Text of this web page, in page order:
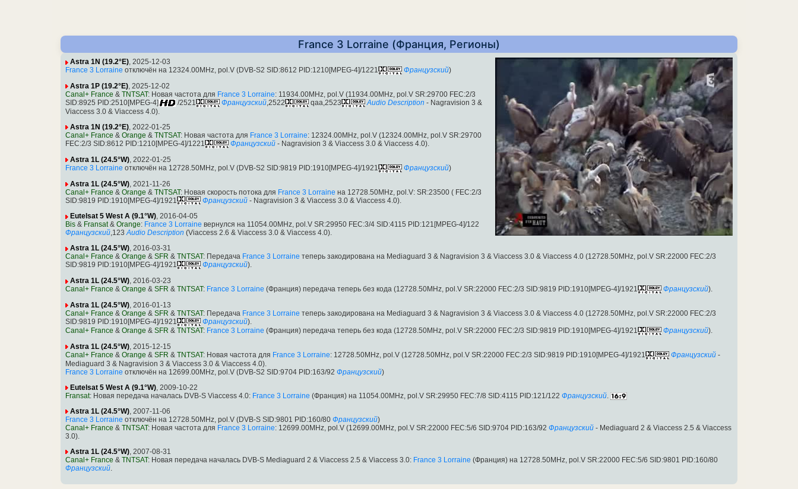
France 3 Lorraine (Франция, Регионы)
Astra 1N (19.2°E), 2025-12-03
France 3 Lorraine отключён на 12324.00MHz, pol.V (DVB-S2 SID:8612 PID:1210[MPEG-4]/1221 Французский)
Astra 1P (19.2°E), 2025-12-02
Canal+ France & TNTSAT: Новая частота для France 3 Lorraine: 11934.00MHz, pol.V (11934.00MHz, pol.V SR:29700 FEC:2/3
SID:8925 PID:2510[MPEG-4]
/2521 Французский,2522 qaa,2523 Audio Description - Nagravision 3 &
Viaccess 3.0 & Viaccess 4.0).
Astra 1N (19.2°E), 2022-01-25
Canal+ France & Orange & TNTSAT: Новая частота для France 3 Lorraine: 12324.00MHz, pol.V (12324.00MHz, pol.V SR:29700
FEC:2/3 SID:8612 PID:1210[MPEG-4]/1221
Французский - Nagravision 3 & Viaccess 3.0 & Viaccess 4.0).
Astra 1L (24.5°W) , 2022-01-25
France 3 Lorraine отключён на 12728.50MHz, pol.V (DVB-S2 SID:9819 PID:1910[MPEG-4]/1921 Французский)
Astra 1L (24.5°W) , 2021-11-26
Canal+ France & Orange & TNTSAT: Новая скорость потока для France 3 Lorraine на 12728.50MHz, pol.V: SR:23500 ( FEC:2/3
SID:9819 PID:1910[MPEG-4]/1921
Французский - Nagravision 3 & Viaccess 3.0 & Viaccess 4.0).
Eutelsat 5 West A (9.1°W), 2016-04-05
Bis & Fransat& Orange: France 3 Lorraine вернулся на 11054.00MHz, pol.V SR:29950 FEC:3/4 SID:4115 PID:121[MPEG-4]/122
Французский,123 Audio Description (Viaccess 2.6 & Viaccess 3.0 & Viaccess 4.0).
Astra 1L (24.5°W), 2016-03-31
Canal+ France & Orange & SFR & TNTSAT: Передача France 3 Lorraine теперь закодирована на Mediaguard 3 & Nagravision 3 & Viaccess 3.0 & Viaccess 4.0 (12728.50MHz, pol.V SR:22000 FEC:2/3
SID:9819 PID:1910[MPEG-4]/1921
Французский).
Astra 1L (24.5°W), 2016-03-23
Canal+ France & Orange & SFR & TNTSAT: France 3 Lorraine (Франция) передача теперь без кода (12728.50MHz, pol.V SR:22000 FEC:2/3 SID:9819 PID:1910[MPEG-4]/1921 Французский).
Astra 1L (24.5°W), 2016-01-13
Canal+ France & Orange & SFR & TNTSAT: Передача France 3 Lorraine теперь закодирована на Mediaguard 3 & Nagravision 3 & Viaccess 3.0 & Viaccess 4.0 (12728.50MHz, pol.V SR:22000 FEC:2/3
SID:9819 PID:1910[MPEG-4]/1921
Французский).
Canal+ France & Orange & SFR & TNTSAT: France 3 Lorraine (Франция) передача теперь без кода (12728.50MHz, pol.V SR:22000 FEC:2/3 SID:9819 PID:1910[MPEG-4]/1921 Французский).
Astra 1L (24.5°W) , 2015-12-15
Canal+ France & Orange & SFR & TNTSAT: Новая частота для France 3 Lorraine: 12728.50MHz, pol.V (12728.50MHz, pol.V SR:22000 FEC:2/3 SID:9819 PID:1910[MPEG-4]/1921 Французский -
Mediaguard 3 & Nagravision 3 & Viaccess 3.0 & Viaccess 4.0).
France 3 Lorraine отключён на 12699.00MHz, pol.V (DVB-S2 SID:9704 PID:163/92 Французский)
Eutelsat 5 West A (9.1°W) , 2009-10-22
Fransat: Новая передача началась DVB-S Viaccess 4.0: France 3 Lorraine (Франция) на 11054.00MHz, pol.V SR:29950 FEC:7/8 SID:4115 PID:121/122 Французский
Astra 1L (24.5°W), 2007-11-06
France 3 Lorraine отключён на 12728.50MHz, pol.V (DVB-S SID:9801 PID:160/80 Французский)
Canal+ France & TNTSAT: Новая частота для France 3 Lorraine: 12699.00MHz, pol.V (12699.00MHz, pol.V SR:22000 FEC:5/6 SID:9704 PID:163/92 Французский - Mediaguard 2 & Viaccess 2.5 & Viaccess
3.0).
Astra 1L (24.5°W), 2007-08-31
Canal+ France & TNTSAT: Новая передача началась DVB-S Mediaguard 2 & Viaccess 2.5 & Viaccess 3.0: France 3 Lorraine (Франция) на 12728.50MHz, pol.V SR:22000 FEC:5/6 SID:9801 PID:160/80
Французский.